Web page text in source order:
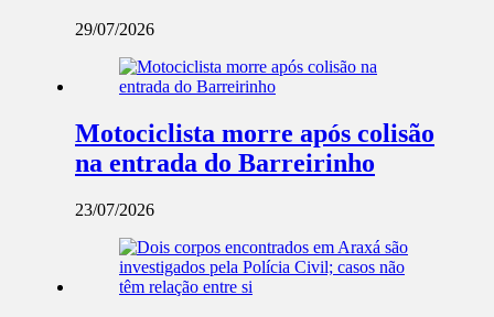
29/07/2026
Motociclista morre após colisão
na entrada do Barreirinho
23/07/2026